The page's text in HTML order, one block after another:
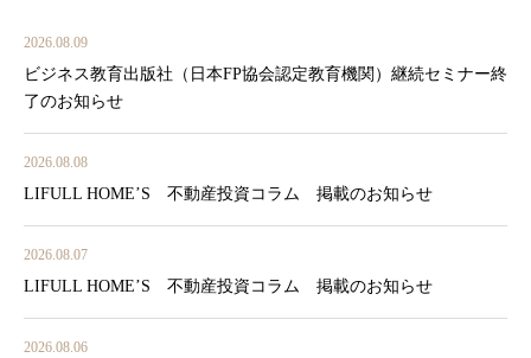
2026.08.09
ビジネス教育出版社（日本FP協会認定教育機関）継続セミナー終
了のお知らせ
2026.08.08
LIFULL HOME’S 不動産投資コラム 掲載のお知らせ
2026.08.07
LIFULL HOME’S 不動産投資コラム 掲載のお知らせ
2026.08.06